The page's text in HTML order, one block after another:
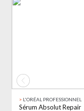
> L'ORÉAL PROFESSIONNEL
Sérum Absolut Repair